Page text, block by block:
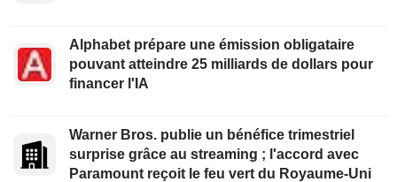
Alphabet prépare une émission obligataire
pouvant atteindre 25 milliards de dollars pour
financer l'IA
Warner Bros. publie un bénéfice trimestriel
surprise grâce au streaming ; l'accord avec
Paramount reçoit le feu vert du Royaume-Uni